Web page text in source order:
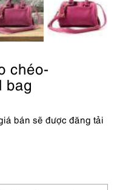
chéo-
bag
bán sẽ được đăng tải